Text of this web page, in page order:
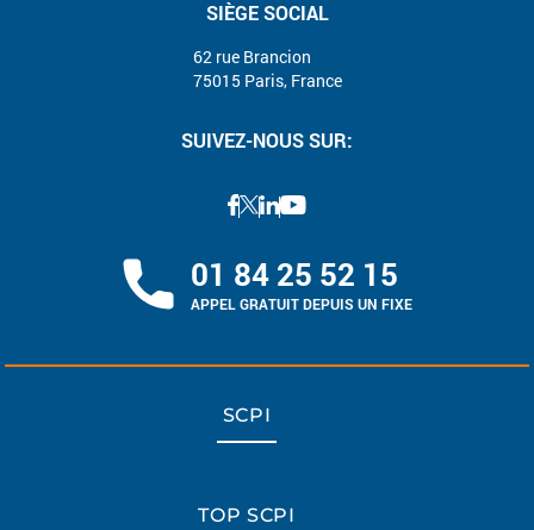
SIÈGE SOCIAL
62 rue Brancion
75015 Paris, France
SUIVEZ-NOUS SUR:
01 84 25 52 15
APPEL GRATUIT DEPUIS UN FIXE
SCPI
TOP SCPI